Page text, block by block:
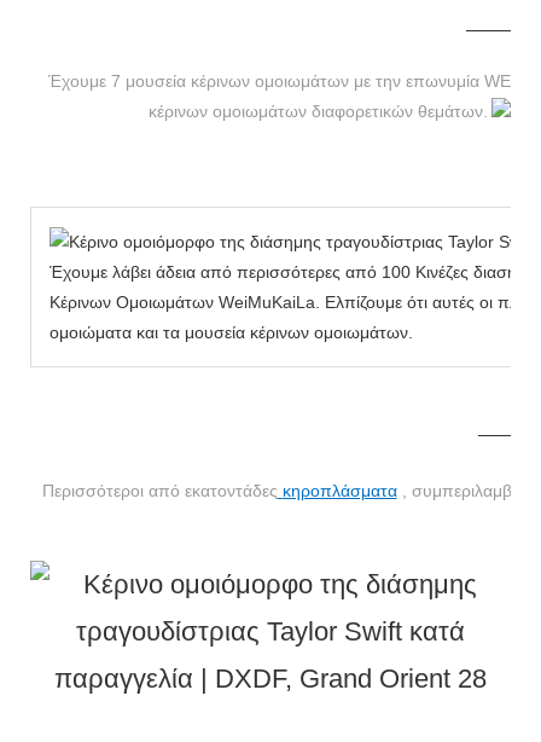
Έχουμε 7 μουσεία κέρινων ομοιωμάτων με την επωνυμία WEI
κέρινων ομοιωμάτων διαφορετικών θεμάτων.
Έχουμε λάβει άδεια από περισσότερες από 100 Κινέζες
Κέρινων Ομοιωμάτων WeiMuKaiLa. Ελπίζουμε ότι αυτές οι
ομοιώματα και τα μουσεία κέρινων ομοιωμάτων.
Περισσότεροι από εκατοντάδες κηροπλάσματα,